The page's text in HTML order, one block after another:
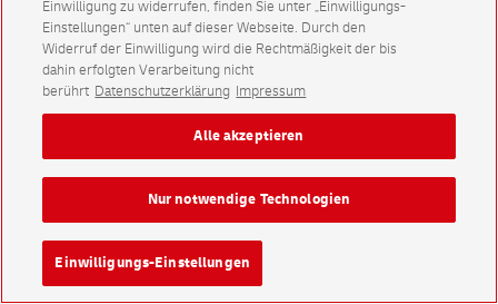
Einwilligung zu widerrufen, finden Sie unter „Einwilligungs-
Einstellungen“ unten auf dieser Webseite. Durch den
Widerruf der Einwilligung wird die Rechtmäßigkeit der bis
dahin erfolgten Verarbeitung nicht
berührt Datenschutzerklärung Impressum
Einwilligungs-Einstellungen
Nur notwendige Technologien
Alle akzeptieren